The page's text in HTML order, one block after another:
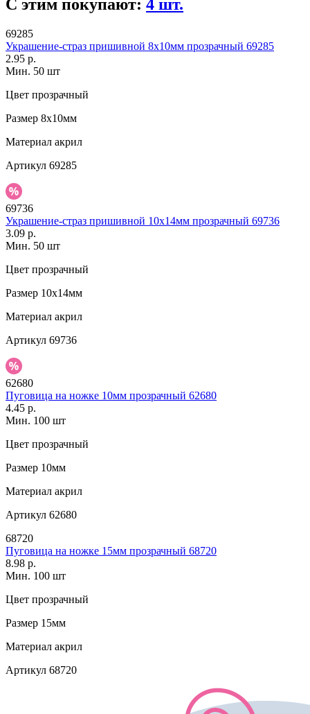
С этим покупают: 4 шт.
69285
Украшение-страз пришивной 8х10мм прозрачный 69285
2.95 р.
Мин. 50 шт
Цвет прозрачный
Размер 8х10мм
Материал акрил
Артикул 69285
69736
Украшение-страз пришивной 10х14мм прозрачный 69736
3.09 р.
Мин. 50 шт
Цвет прозрачный
Размер 10х14мм
Материал акрил
Артикул 69736
62680
Пуговица на ножке 10мм прозрачный 62680
4.45 р.
Мин. 100 шт
Цвет прозрачный
Размер 10мм
Материал акрил
Артикул 62680
68720
Пуговица на ножке 15мм прозрачный 68720
8.98 р.
Мин. 100 шт
Цвет прозрачный
Размер 15мм
Материал акрил
Артикул 68720